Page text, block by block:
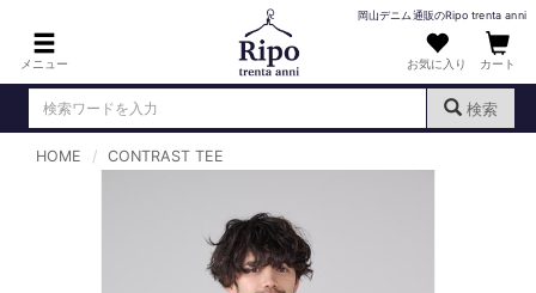
メニュー
岡山デニム通販のRipo trenta anni
お気に入り カート
検索
HOME CONTRAST TEE